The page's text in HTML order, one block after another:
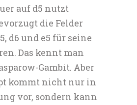
auf d5 nutzt
die Felder
d6 und e5 für seine
Das kennt man
Gambit. Aber
kommt nicht nur in
vor, sondern kann